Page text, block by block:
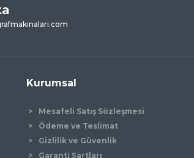
Kurumsal
Mesafeli Satış Sözleşmesi
Ödeme ve Teslimat
Gizlilik ve Güvenlik
Garanti Şartları